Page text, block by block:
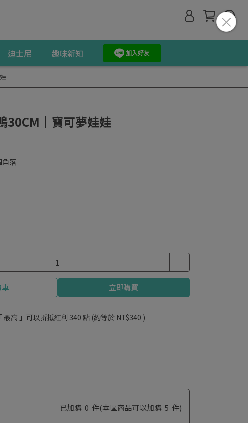
迪士尼 趣味新知
30CM｜寶可夢娃娃
角落
立即購買
最高 」可以折抵紅利 340 點 (約等於 NT$340 )
已加購 0 件(本區商品可以加購 5 件)